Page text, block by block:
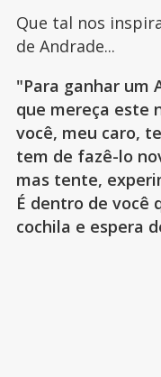
Que tal nos
de Andrade...
"Para ganhar um
que mereça este
você, meu caro,
tem de fazê-lo
mas tente,
É dentro de você
cochila e espera